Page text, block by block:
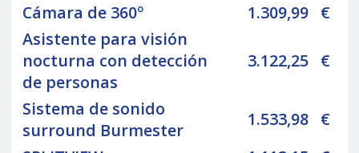
Cámara de 360º
1.309,99 €
Asistente para visión
nocturna con detección
de personas
3.122,25 €
Sistema de sonido
surround Burmester
1.533,98 €